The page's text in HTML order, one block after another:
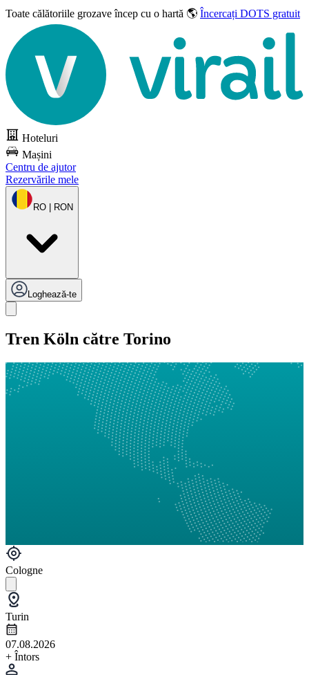
Toate călătoriile grozaveîncep cu o hartă 🌎 Încercați DOTS gratuit
Hoteluri
Mașini
Centru de ajutor
Rezervările mele
RO | RON
Loghează-te
Tren Köln către Torino
Cologne
Turin
07.08.2026
+ Întors